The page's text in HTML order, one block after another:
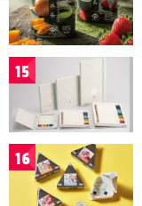
15
16